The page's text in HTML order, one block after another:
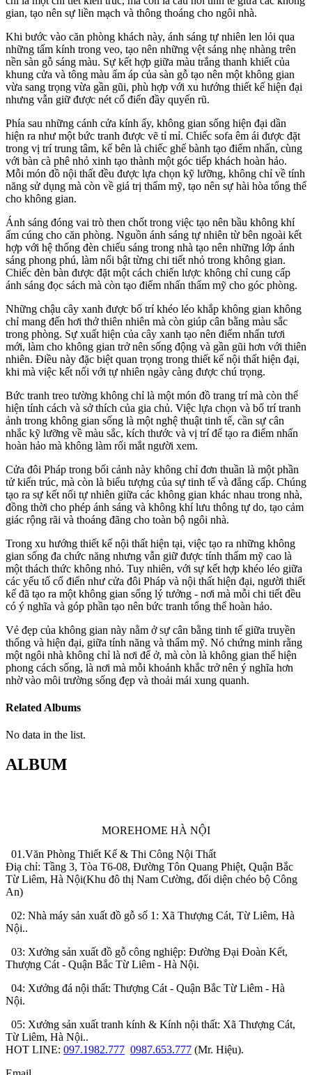
gian, tạo nên sự liền mạch và thông thoáng cho ngôi nhà.
Khi bước vào căn phòng khách này, ánh sáng tự nhiên len lỏi qua
những tấm kính trong veo, tạo nên những vệt sáng nhẹ nhàng trên
nền sàn gỗ sáng màu. Sự kết hợp giữa màu trắng thanh khiết của
khung cửa và tông màu ấm áp của sàn gỗ tạo nên một không gian
vừa sang trọng vừa gần gũi, phù hợp với xu hướng thiết kế hiện đại
nhưng vẫn giữ được nét cổ điển đầy quyến rũ.
Phía sau những cánh cửa kính ấy, không gian sống hiện đại dần
hiện ra như một bức tranh được vẽ tỉ mỉ. Chiếc sofa êm ái được đặt
trong vị trí trung tâm, kế bên là chiếc ghế bành tạo điểm nhấn, cùng
với bàn cà phê nhỏ xinh tạo thành một góc tiếp khách hoàn hảo.
Mỗi món đồ nội thất đều được lựa chọn kỹ lưỡng, không chỉ về tính
năng sử dụng mà còn về giá trị thẩm mỹ, tạo nên sự hài hòa tổng thể
cho không gian.
Ánh sáng đóng vai trò then chốt trong việc tạo nên bầu không khí
ấm cúng cho căn phòng. Nguồn ánh sáng tự nhiên từ bên ngoài kết
hợp với hệ thống đèn chiếu sáng trong nhà tạo nên những lớp ánh
sáng phong phú, làm nổi bật từng chi tiết nhỏ trong không gian.
Chiếc đèn bàn được đặt một cách chiến lược không chỉ cung cấp
ánh sáng đọc sách mà còn tạo điểm nhấn thẩm mỹ cho góc phòng.
Những chậu cây xanh được bố trí khéo léo khắp không gian không
chỉ mang đến hơi thở thiên nhiên mà còn giúp cân bằng màu sắc
trong phòng. Sự xuất hiện của cây xanh tạo nên điểm nhấn tươi
mới, làm cho không gian trở nên sống động và gần gũi hơn với thiên
nhiên. Điều này đặc biệt quan trọng trong thiết kế nội thất hiện đại,
khi mà việc kết nối với tự nhiên ngày càng được chú trọng.
Bức tranh treo tường không chỉ là một món đồ trang trí mà còn thể
hiện tính cách và sở thích của gia chủ. Việc lựa chọn và bố trí tranh
ảnh trong không gian sống là một nghệ thuật tinh tế, cần sự cân
nhắc kỹ lưỡng về màu sắc, kích thước và vị trí để tạo ra điểm nhấn
hoàn hảo mà không làm rối mắt người xem.
Cửa đôi Pháp trong bối cảnh này không chỉ đơn thuần là một phần
tử kiến trúc, mà còn là biểu tượng của sự tinh tế và đẳng cấp. Chúng
tạo ra sự kết nối tự nhiên giữa các không gian khác nhau trong nhà,
đồng thời cho phép ánh sáng và không khí lưu thông tự do, tạo cảm
giác rộng rãi và thoáng đãng cho toàn bộ ngôi nhà.
Trong xu hướng thiết kế nội thất hiện tại, việc tạo ra những không
gian sống đa chức năng nhưng vẫn giữ được tính thẩm mỹ cao là
một thách thức không nhỏ. Tuy nhiên, với sự kết hợp khéo léo giữa
các yếu tố cổ điển như cửa đôi Pháp và nội thất hiện đại, người thiết
kế đã tạo ra một không gian sống lý tưởng - nơi mà mỗi chi tiết đều
có ý nghĩa và góp phần tạo nên bức tranh tổng thể hoàn hảo.
Vẻ đẹp của không gian này nằm ở sự cân bằng tinh tế giữa truyền
thống và hiện đại, giữa tính năng và thẩm mỹ. Nó chứng minh rằng
một ngôi nhà không chỉ là nơi để ở, mà còn là không gian thể hiện
phong cách sống, là nơi mà mỗi khoảnh khắc trở nên ý nghĩa hơn
nhờ vào môi trường sống đẹp và thoải mái xung quanh.
Related Albums
No data in the list.
ALBUM
MOREHOME HÀ NỘI
01.Văn Phòng Thiết Kế & Thi Công Nội Thất
Điạ chỉ: Tầng 3, Tòa T6-08, Đường Tôn Quang Phiệt, Quận Bắc
Từ Liêm, Hà Nội(Khu đô thị Nam Cường, đối diện chéo bộ Công
An)
02: Nhà máy sản xuất đồ gỗ số 1: Xã Thượng Cát, Từ Liêm, Hà
Nội..
03: Xưởng sản xuất đồ gỗ công nghiệp: Đường Đại Đoàn Kết,
Thượng Cát - Quận Bắc Từ Liêm - Hà Nội.
04: Xưởng đá nội thất: Thượng Cát - Quận Bắc Từ Liêm - Hà
Nội.
05: Xưởng sản xuất tranh kính & Kính nội thất: Xã Thượng Cát,
Từ Liêm, Hà Nội..
HOT LINE: 097.1982.777 0987.653.777 (Mr. Hiệu).